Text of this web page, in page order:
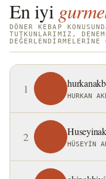
En iyi
DÖNER KEBAP
TUTKUNLARIMIZ,
1 HURKAN
2 HÜSEYIN